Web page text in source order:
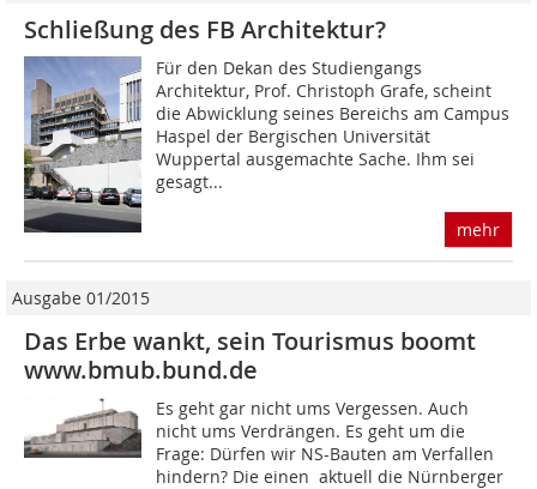
Schließung des FB Architektur?
Für den Dekan des Studiengangs
Architektur, Prof. Christoph Grafe, scheint
die Abwicklung seines Bereichs am Campus
Haspel der Bergischen Universität
Wuppertal ausgemachte Sache. Ihm sei
gesagt...
mehr
Ausgabe 01/2015
Das Erbe wankt, sein Tourismus boomt
www.bmub.bund.de
Es geht gar nicht ums Vergessen. Auch
nicht ums Verdrängen. Es geht um die
Frage: Dürfen wir NS-Bauten am Verfallen
hindern? Die einen  aktuell die Nürnberger 